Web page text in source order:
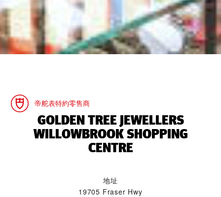
帝舵表特約零售商
‭GOLDEN TREE JEWELLERS
WILLOWBROOK SHOPPING
CENTRE‬
地址
19705 Fraser Hwy